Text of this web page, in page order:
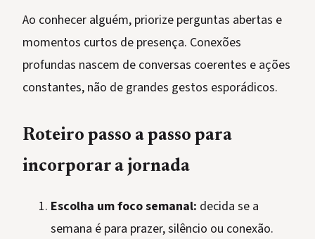
Ao conhecer alguém, priorize perguntas abertas e
momentos curtos de presença. Conexões
profundas nascem de conversas coerentes e ações
constantes, não de grandes gestos esporádicos.
Roteiro passo a passo para
incorporar a jornada
Escolha um foco semanal: decida se a
semana é para prazer, silêncio ou conexão.